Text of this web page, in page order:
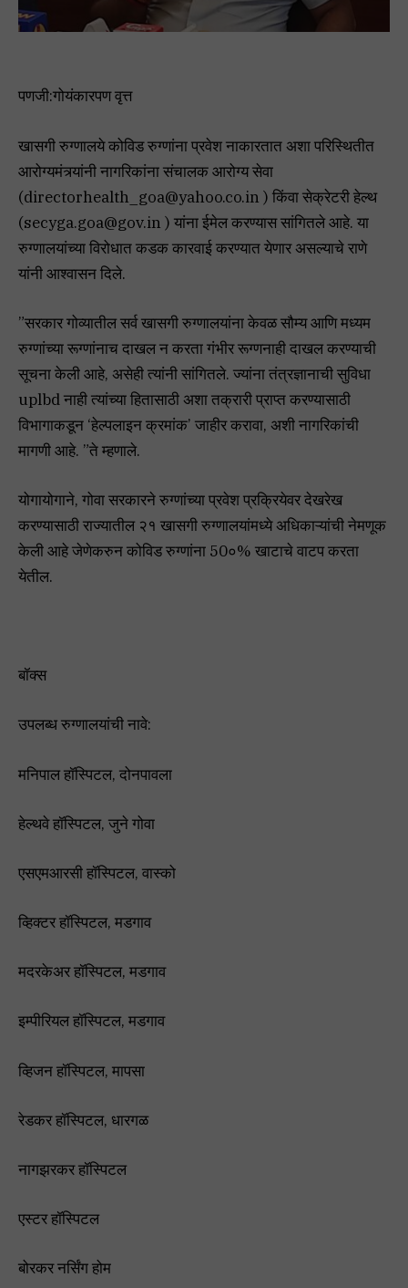
पणजी:गोयंकारपण वृत्त
खासगी रुग्णालये कोविड रुग्णांना प्रवेश नाकारतात अशा परिस्थितीत
आरोग्यमंत्र्यांनी नागरिकांना संचालक आरोग्य सेवा
(directorhealth_goa@yahoo.co.in ) किंवा सेक्रेटरी हेल्थ
(secyga.goa@gov.in ) यांना ईमेल करण्यास सांगितले आहे. या
रुग्णालयांच्या विरोधात कडक कारवाई करण्यात येणार असल्याचे राणे
यांनी आश्वासन दिले.
”सरकार गोव्यातील सर्व खासगी रुग्णालयांना केवळ सौम्य आणि मध्यम
रुग्णांच्या रूग्णांनाच दाखल न करता गंभीर रूग्णनाही दाखल करण्याची
सूचना केली आहे, असेही त्यांनी सांगितले. ज्यांना तंत्रज्ञानाची सुविधा
uplbd नाही त्यांच्या हितासाठी अशा तक्रारी प्राप्त करण्यासाठी
विभागाकडून ‘हेल्पलाइन क्रमांक’ जाहीर करावा, अशी नागरिकांची
मागणी आहे. ”ते म्हणाले.
योगायोगाने, गोवा सरकारने रुग्णांच्या प्रवेश प्रक्रियेवर देखरेख
करण्यासाठी राज्यातील २१ खासगी रुग्णालयांमध्ये अधिकाऱ्यांची नेमणूक
केली आहे जेणेकरुन कोविड रुग्णांना 50०% खाटाचे वाटप करता
येतील.
बॉक्स
उपलब्ध रुग्णालयांची नावे:
मनिपाल हॉस्पिटल, दोनपावला
हेल्थवे हॉस्पिटल, जुने गोवा
एसएमआरसी हॉस्पिटल, वास्को
व्हिक्टर हॉस्पिटल, मडगाव
मदरकेअर हॉस्पिटल, मडगाव
इम्पीरियल हॉस्पिटल, मडगाव
व्हिजन हॉस्पिटल, मापसा
रेडकर हॉस्पिटल, धारगळ
नागझरकर हॉस्पिटल
एस्टर हॉस्पिटल
बोरकर नर्सिंग होम